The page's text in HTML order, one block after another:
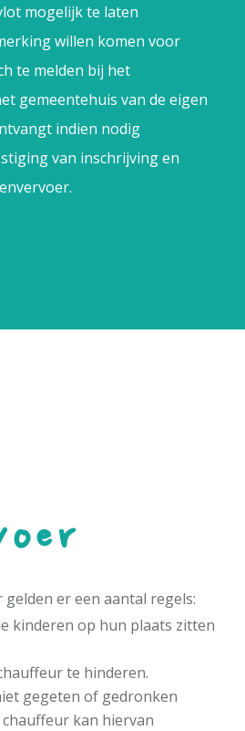
mogelijk te laten
willen komen voor
te melden bij het
gemeentehuis van de eigen
indien nodig
van inschrijving en
er een aantal regels:
kinderen op hun plaats zitten
te hinderen.
gegeten of gedronken
kan hiervan